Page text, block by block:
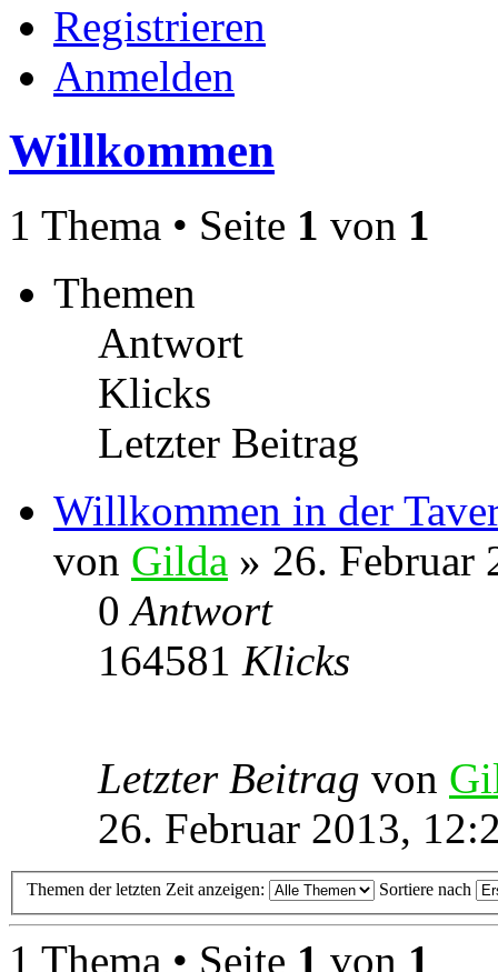
Registrieren
Anmelden
Willkommen
1 Thema • Seite 1 von 1
Themen
Antwort
Klicks
Letzter Beitrag
Willkommen in der
von Gilda » 26. Februar
0Antwort
164581 Klicks
Letzter Beitrag von
26. Februar 2013,
Themen der letzten Zeit anzeigen: Sortiere nach
1 Thema • Seite 1 von 1